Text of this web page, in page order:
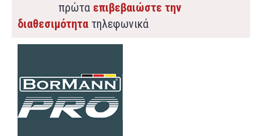
πρώτα επιβεβαιώστε την
διαθεσιμότητα τηλεφωνικά